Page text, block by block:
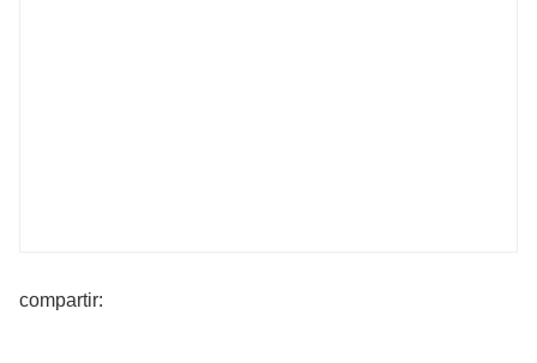
compartir: